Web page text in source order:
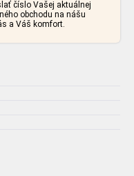
číslo Vašej aktuálnej
obchodu na nášu
a Váš komfort.